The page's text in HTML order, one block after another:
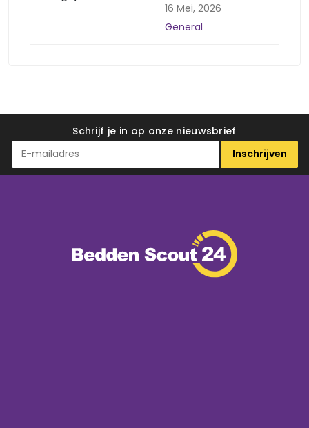
16 Mei, 2026
General
Schrijf je in op onze nieuwsbrief
Inschrijven